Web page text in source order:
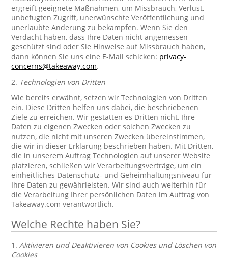
ergreift geeignete Maßnahmen, um Missbrauch, Verlust,
unbefugten Zugriff, unerwünschte Veröffentlichung und
unerlaubte Änderung zu bekämpfen. Wenn Sie den
Verdacht haben, dass Ihre Daten nicht angemessen
geschützt sind oder Sie Hinweise auf Missbrauch haben,
dann können Sie uns eine E-Mail schicken: privacy-
concerns@takeaway.com.
2. Technologien von Dritten
Wie bereits erwähnt, setzen wir Technologien von Dritten
ein. Diese Dritten helfen uns dabei, die beschriebenen
Ziele zu erreichen. Wir gestatten es Dritten nicht, Ihre
Daten zu eigenen Zwecken oder solchen Zwecken zu
nutzen, die nicht mit unseren Zwecken übereinstimmen,
die wir in dieser Erklärung beschrieben haben. Mit Dritten,
die in unserem Auftrag Technologien auf unserer Website
platzieren, schließen wir Verarbeitungsverträge, um ein
einheitliches Datenschutz- und Geheimhaltungsniveau für
Ihre Daten zu gewährleisten. Wir sind auch weiterhin für
die Verarbeitung Ihrer persönlichen Daten im Auftrag von
Takeaway.com verantwortlich.
Welche Rechte haben Sie?
1.Aktivieren und Deaktivieren von Cookies und Löschen von
Cookies